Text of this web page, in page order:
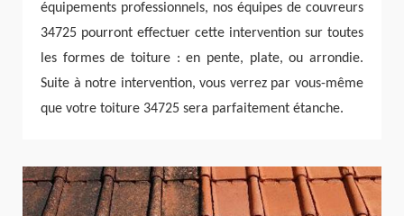
équipements professionnels, nos équipes de couvreurs
34725 pourront effectuer cette intervention sur toutes
les formes de toiture : en pente, plate, ou arrondie.
Suite à notre intervention, vous verrez par vous-même
que votre toiture 34725 sera parfaitement étanche.